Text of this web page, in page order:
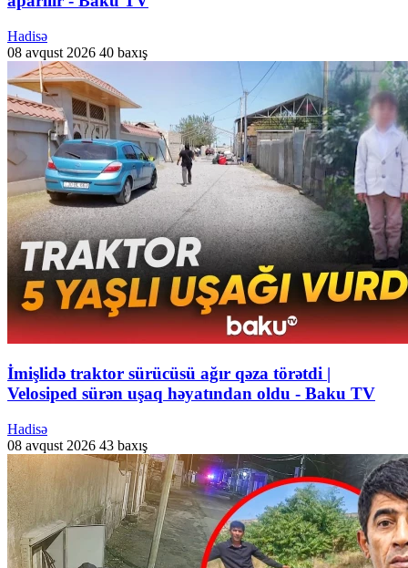
Hadisə
08 avqust 2026 40 baxış
İmişlidə traktor sürücüsü ağır qəza törətdi |
Velosiped sürən uşaq həyatından oldu - Baku TV
Hadisə
08 avqust 2026 43 baxış